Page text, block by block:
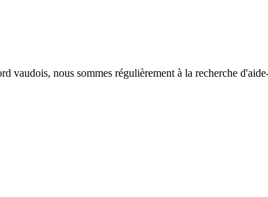
vaudois, nous sommes régulièrement à la recherche